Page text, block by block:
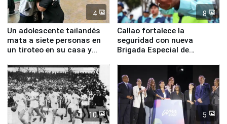
4
Un adolescente tailandés
mata a siete personas en
un tiroteo en su casa y
8
Callao fortalece la
seguridad con nueva
Brigada Especial de
equipamiento para
Serenazgo
10 5